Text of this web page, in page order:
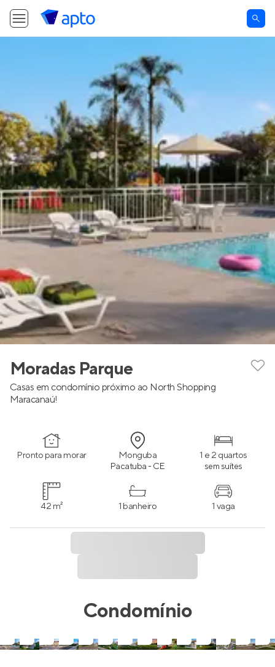
Moradas Parque
Casas em condomínio próximo ao North Shopping
Maracanaú!
Pronto para morar Monguba
Pacatuba - CE
1 e 2 quartos
sem suítes
42 m² 1 banheiro 1 vaga
Condomínio